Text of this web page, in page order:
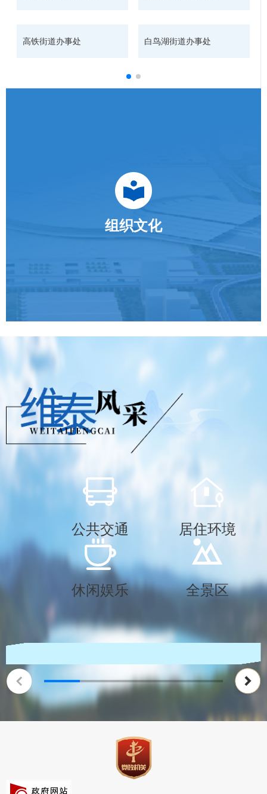
高铁街道办事处 白鸟湖街道办事处
组织文化
公共交通 居住环境
休闲娱乐 全景区